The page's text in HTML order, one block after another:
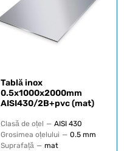
Tablă inox
0.5x1000x2000mm
AISI430/2B+pvc (mat)
Clasă de oțel — AISI 430
Grosimea oțelului — 0.5 mm
Suprafață — mat